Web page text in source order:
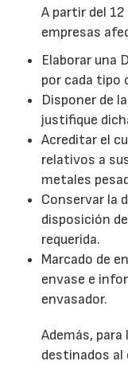
A partir del
empresas
Elaborar una
por cada tipo
Disponer de
justifique
Acreditar el
relativos a
metales
Conservar la
disposición
requerida.
Marcado de
envase e
envasador.
Además,
destinados